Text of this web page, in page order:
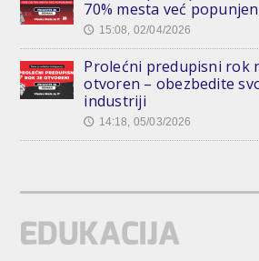
70% mesta već
🕔 15:08, 02/04/2026
Prolećni predupisni rok
otvoren – obezbedite
industriji
🕔 14:18, 05/03/2026